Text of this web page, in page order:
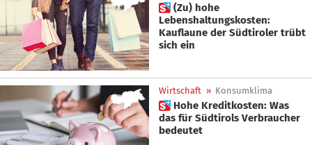
 (Zu) hohe
Lebenshaltungskosten:
Kauflaune der Südtiroler trübt
sich ein
Wirtschaft » Konsumklima
 Hohe Kreditkosten: Was
das für Südtirols Verbraucher
bedeutet